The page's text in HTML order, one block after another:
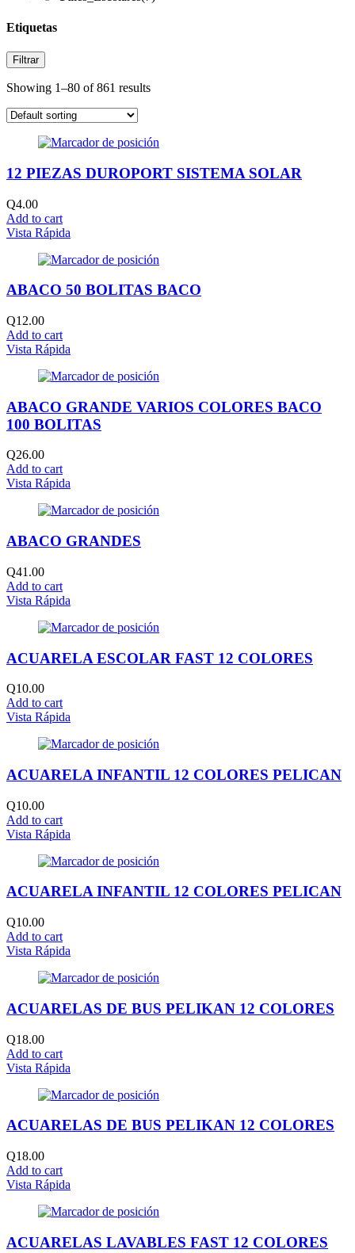
Etiquetas
Filtrar
Showing 1–80 of 861 results
12 PIEZAS DUROPORT SISTEMA SOLAR
Q4.00
Add to cart
Vista Rápida
ABACO 50 BOLITAS BACO
Q12.00
Add to cart
Vista Rápida
ABACO GRANDE VARIOS COLORES BACO
100 BOLITAS
Q26.00
Add to cart
Vista Rápida
ABACO GRANDES
Q41.00
Add to cart
Vista Rápida
ACUARELA ESCOLAR FAST 12 COLORES
Q10.00
Add to cart
Vista Rápida
ACUARELA INFANTIL 12 COLORES PELICAN
Q10.00
Add to cart
Vista Rápida
ACUARELA INFANTIL 12 COLORES PELICAN
Q10.00
Add to cart
Vista Rápida
ACUARELAS DE BUS PELIKAN 12 COLORES
Q18.00
Add to cart
Vista Rápida
ACUARELAS DE BUS PELIKAN 12 COLORES
Q18.00
Add to cart
Vista Rápida
ACUARELAS LAVABLES FAST 12 COLORES